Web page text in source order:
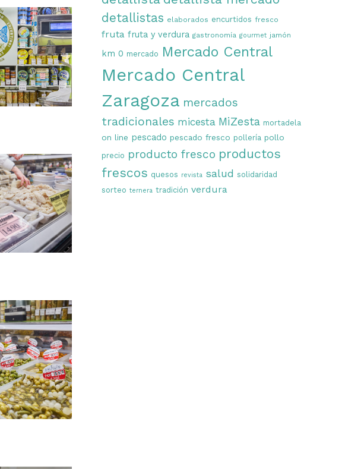
detallistas elaborados encurtidos fresco
fruta fruta y verdura gastronomía gourmet jamón
km 0 mercado Mercado Central
Mercado Central
Zaragoza mercados
tradicionales micesta MiZesta mortadela
on line pescado pescado fresco pollería pollo
precio producto fresco productos
frescos quesos revista salud solidaridad
sorteo ternera tradición verdura